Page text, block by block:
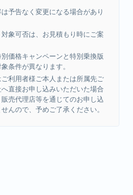
予告なく変更になる場合があり
象可否は、お見積もり時にご案
価格キャンペーンと特別乗換版
条件が異なります。
利用者様ご本人または所属先ご
直接お申し込みいただいた場合
売代理店等を通じてのお申し込
んので、予めご了承ください。